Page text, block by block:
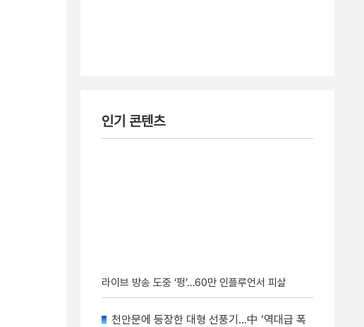
인기 콘텐츠
라이브 방송 도중 ‘펑’…60만 인플루언서 피살
천안문에 등장한 대형 선풍기…中 ‘역대급 폭